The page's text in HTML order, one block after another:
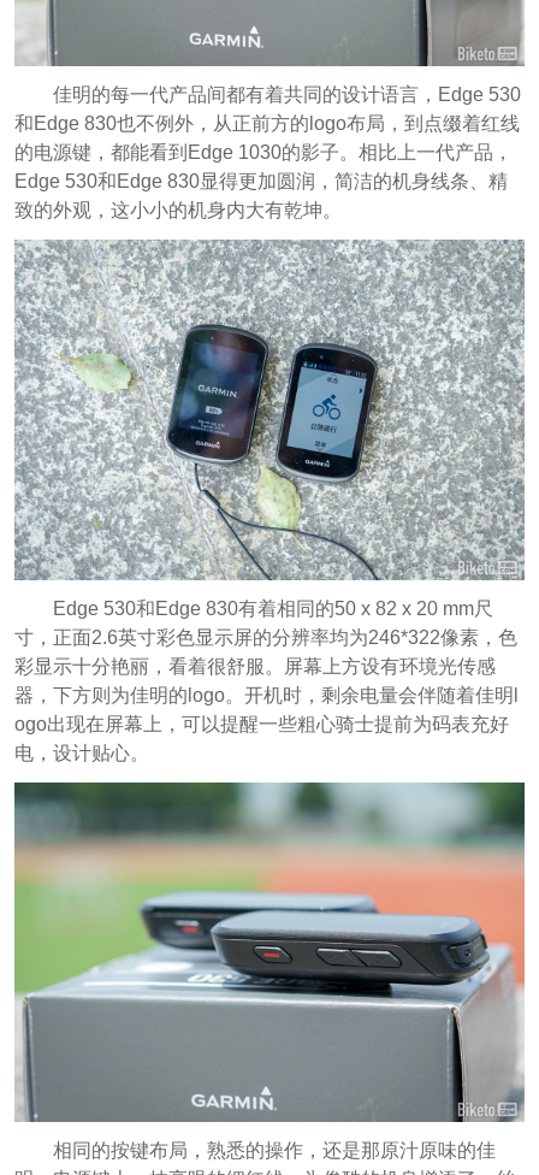
佳明的每一代产品间都有着共同的设计语言，Edge 530
和Edge 830也不例外，从正前方的logo布局，到点缀着红线
的电源键，都能看到Edge 1030的影子。相比上一代产品，
Edge 530和Edge 830显得更加圆润，简洁的机身线条、精
致的外观，这小小的机身内大有乾坤。
Edge 530和Edge 830有着相同的50 x 82 x 20 mm尺
寸，正面2.6英寸彩色显示屏的分辨率均为246*322像素，色
彩显示十分艳丽，看着很舒服。屏幕上方设有环境光传感
器，下方则为佳明的logo。开机时，剩余电量会伴随着佳明l
ogo出现在屏幕上，可以提醒一些粗心骑士提前为码表充好
电，设计贴心。
相同的按键布局，熟悉的操作，还是那原汁原味的佳